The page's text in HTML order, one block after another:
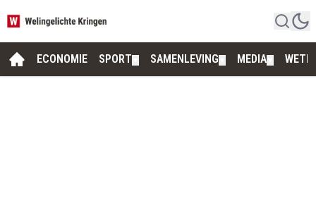
ECONOMIE SPORT SAMENLEVING MEDIA